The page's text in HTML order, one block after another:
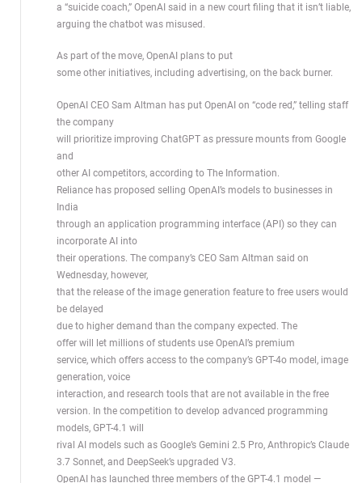
a “suicide coach,” OpenAI said in a new court filing that it isn’t liable,
arguing the chatbot was misused.
As part of the move, OpenAI plans to put
some other initiatives, including advertising, on the back burner.
OpenAI CEO Sam Altman has put OpenAI on “code red,” telling staff
the company
will prioritize improving ChatGPT as pressure mounts from Google
and
other AI competitors, according to The Information.
Reliance has proposed selling OpenAI’s models to businesses in
India
through an application programming interface (API) so they can
incorporate AI into
their operations. The company’s CEO Sam Altman said on
Wednesday, however,
that the release of the image generation feature to free users would
be delayed
due to higher demand than the company expected. The
offer will let millions of students use OpenAI’s premium
service, which offers access to the company’s GPT-4o model, image
generation, voice
interaction, and research tools that are not available in the free
version. In the competition to develop advanced programming
models, GPT-4.1 will
rival AI models such as Google’s Gemini 2.5 Pro, Anthropic’s Claude
3.7 Sonnet, and DeepSeek’s upgraded V3.
OpenAI has launched three members of the GPT-4.1 model —